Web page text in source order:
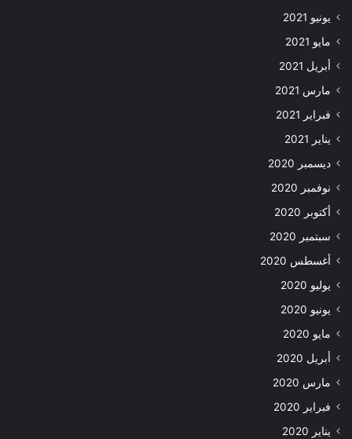
يونيو 2021
مايو 2021
أبريل 2021
مارس 2021
فبراير 2021
يناير 2021
ديسمبر 2020
نوفمبر 2020
أكتوبر 2020
سبتمبر 2020
أغسطس 2020
يوليو 2020
يونيو 2020
مايو 2020
أبريل 2020
مارس 2020
فبراير 2020
يناير 2020